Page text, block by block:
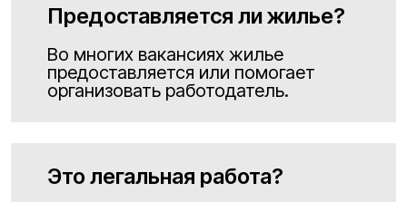
Предоставляется ли жилье?
Во многих вакансиях жилье
предоставляется или помогает
организовать работодатель.
Это легальная работа?